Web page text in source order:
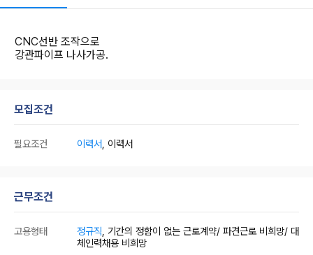
CNC선반 조작으로
강관파이프 나사가공.
모집조건
필요조건 이력서 , 이력서
근무조건
고용형태 정규직 , 기간의 정함이 없는 근로계약/ 파견근로 비희망/ 대
체인력채용 비희망